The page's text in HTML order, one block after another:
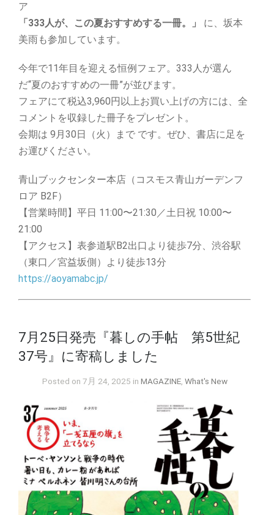
ア
「333人が、この夏おすすめする一冊。」
に、坂本
美雨も参加しています。
今年で11年目を迎える恒例フェア。333人が選ん
だ“夏のおすすめの一冊”が並びます。
フェアにて税込3,960円以上お買い上げの方には、全
コメントを収録した冊子をプレゼント。
会期は 9月30日（火）まで です。ぜひ、書店に足を
お運びください。
青山ブックセンター本店（コスモス青山ガーデンフ
ロア B2F）
【営業時間】平日 11:00〜21:30／土日祝 10:00〜
21:00
【アクセス】表参道駅B2出口より徒歩7分、渋谷駅
（東口／宮益坂側）より徒歩13分
https://aoyamabc.jp/
7月25日発売『暮しの手帖 第5世紀
37号』に寄稿しました
Posted on 7月 24, 2025 in MAGAZINE, What's New